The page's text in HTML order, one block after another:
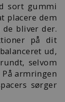
sort gummi
placere dem
bliver der.
på dit
ud,
selvom
armringen
sørger